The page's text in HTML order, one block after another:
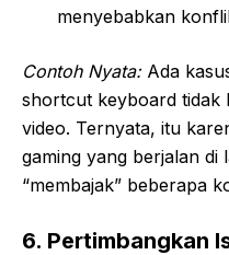
menyebabkan
Contoh Nyata:Ada
shortcut keyboard tidak
video. Ternyata, itu
gaming yang berjalan di
“membajak” beberapa
6. Pertimbangkan